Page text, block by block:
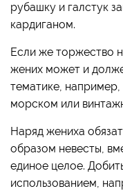
рубашку и галстук
кардиганом.
Если же торжество
жених может и
тематике, например,
морском или
Наряд жениха
образом невесты,
единое целое.
использованием,